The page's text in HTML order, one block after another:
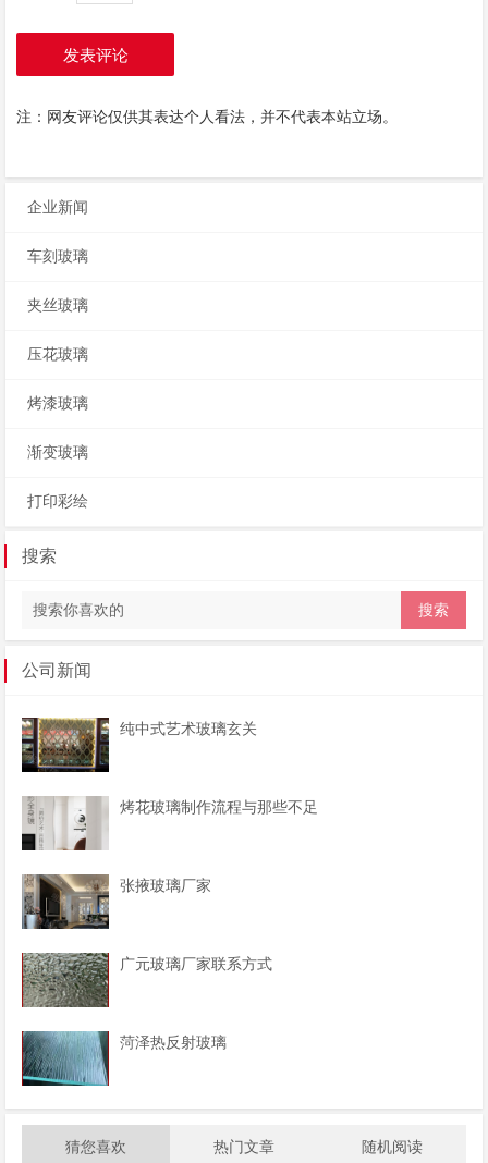
发表评论
注：网友评论仅供其表达个人看法，并不代表本站立场。
企业新闻
车刻玻璃
夹丝玻璃
压花玻璃
烤漆玻璃
渐变玻璃
打印彩绘
搜索
公司新闻
纯中式艺术玻璃玄关
烤花玻璃制作流程与那些不足
张掖玻璃厂家
广元玻璃厂家联系方式
菏泽热反射玻璃
猜您喜欢 热门文章 随机阅读